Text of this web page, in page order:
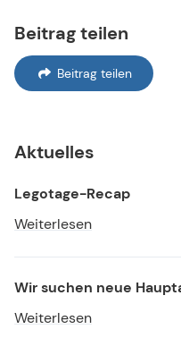
Beitrag teilen
Beitrag teilen
Aktuelles
Legotage-Recap
Weiterlesen
Wir suchen neue
Weiterlesen